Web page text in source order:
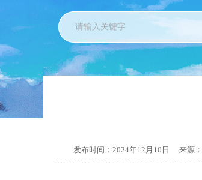
发布时间： 2024年12月10日 来源：